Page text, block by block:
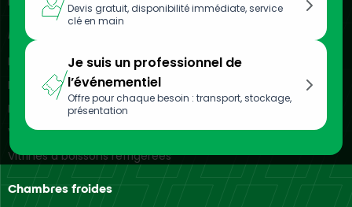
Devis gratuit, disponibilité immédiate, service
clé en main
Je suis un professionnel de
l’événementiel
Offre pour chaque besoin : transport, stockage,
présentation
Meubles réfrigérés
Location de vitrines réfrigérées
Location de bacs réfrigérés
Location d’armoires réfrigérées
Vitrines réfrigérées murales
Vitrines à boissons réfrigérées
Chambres froides